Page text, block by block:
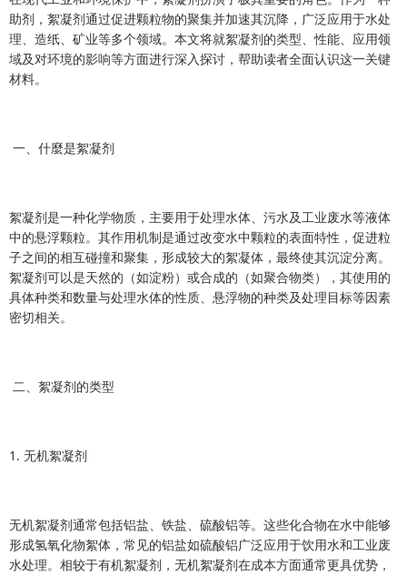
助剂，絮凝剂通过促进颗粒物的聚集并加速其沉降，广泛应用于水处
理、造纸、矿业等多个领域。本文将就絮凝剂的类型、性能、应用领
域及对环境的影响等方面进行深入探讨，帮助读者全面认识这一关键
材料。
一、什麼是絮凝剂
絮凝剂是一种化学物质，主要用于处理水体、污水及工业废水等液体
中的悬浮颗粒。其作用机制是通过改变水中颗粒的表面特性，促进粒
子之间的相互碰撞和聚集，形成较大的絮凝体，最终使其沉淀分离。
絮凝剂可以是天然的（如淀粉）或合成的（如聚合物类），其使用的
具体种类和数量与处理水体的性质、悬浮物的种类及处理目标等因素
密切相关。
二、絮凝剂的类型
1. 无机絮凝剂
无机絮凝剂通常包括铝盐、铁盐、硫酸铝等。这些化合物在水中能够
形成氢氧化物絮体，常见的铝盐如硫酸铝广泛应用于饮用水和工业废
水处理。相较于有机絮凝剂，无机絮凝剂在成本方面通常更具优势，